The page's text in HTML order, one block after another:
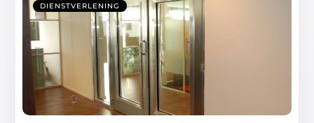
DIENSTVERLENING